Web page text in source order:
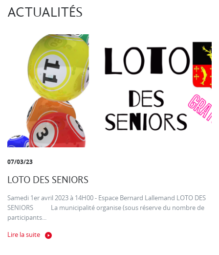
ACTUALITÉS
07/03/23
LOTO DES SENIORS
Samedi 1er avril 2023 à 14H00 - Espace Bernard Lallemand LOTO DES
SENIORS La municipalité organise (sous réserve du nombre de
participants...
Lire la suite